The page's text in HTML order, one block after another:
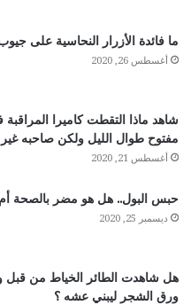
ما فائدة الأزرار النحاسية على
أغسطس 26, 2020
شاهد ماذا التقطت كاميرا
مفتوح طوال الليل ولكن صاحبه
أغسطس 21, 2020
حبس البول.. هل هو مضر بالصحة أم
ديسمبر 25, 2020
هل شاهدت الطائر الخياط من
ورق الشجر ليبني عشه ؟